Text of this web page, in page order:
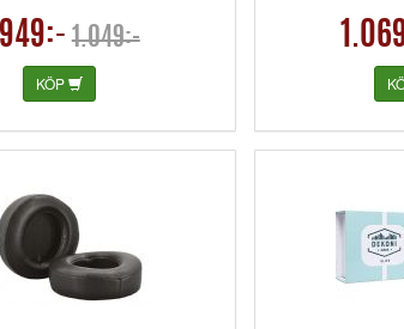
949:- 1.049:-
KÖP